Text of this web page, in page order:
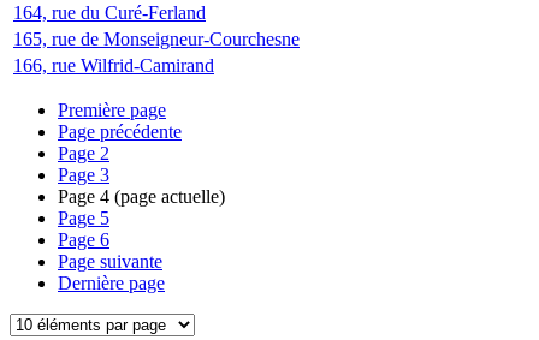
164, rue du Curé-Ferland
165, rue de Monseigneur-Courchesne
166, rue Wilfrid-Camirand
Première page
Page précédente
Page 2
Page 3
Page 4 (page actuelle)
Page 5
Page 6
Page suivante
Dernière page